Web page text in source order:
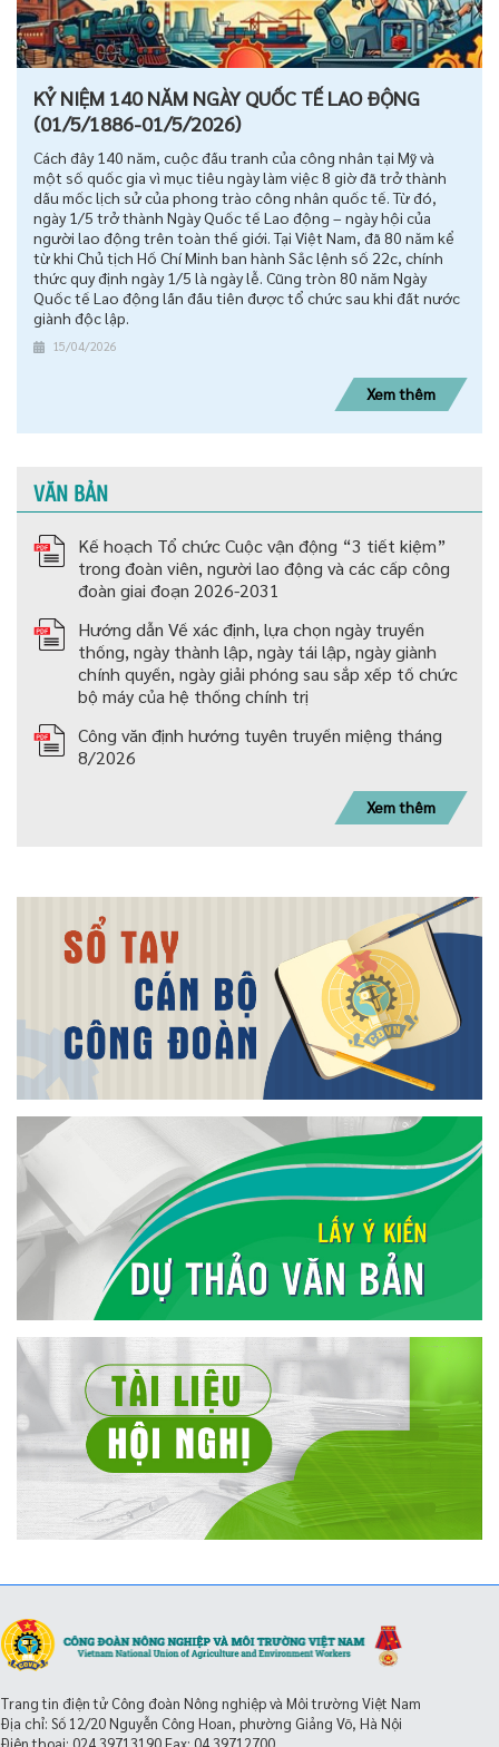
KỶ NIỆM 140 NĂM NGÀY QUỐC TẾ LAO ĐỘNG
(01/5/1886-01/5/2026)
Cách đây 140 năm, cuộc đấu tranh của công nhân tại Mỹ và
một số quốc gia vì mục tiêu ngày làm việc 8 giờ đã trở thành
dấu mốc lịch sử của phong trào công nhân quốc tế. Từ đó,
ngày 1/5 trở thành Ngày Quốc tế Lao động – ngày hội của
người lao động trên toàn thế giới. Tại Việt Nam, đã 80 năm kể
từ khi Chủ tịch Hồ Chí Minh ban hành Sắc lệnh số 22c, chính
thức quy định ngày 1/5 là ngày lễ. Cũng tròn 80 năm Ngày
Quốc tế Lao động lần đầu tiên được tổ chức sau khi đất nước
giành độc lập.
15/04/2026
Xem thêm
VĂN BẢN
Kế hoạch Tổ chức Cuộc vận động “3 tiết kiệm”
trong đoàn viên, người lao động và các cấp công
đoàn giai đoạn 2026-2031
Hướng dẫn Về xác định, lựa chọn ngày truyền
thống, ngày thành lập, ngày tái lập, ngày giành
chính quyền, ngày giải phóng sau sắp xếp tố chức
bộ máy của hệ thống chính trị
Công văn định hướng tuyên truyền miệng tháng
8/2026
Xem thêm
Trang tin điện tử Công đoàn Nông nghiệp và Môi trường Việt Nam
Địa chỉ: Số 12/20 Nguyễn Công Hoan, phường Giảng Võ, Hà Nội
Điện thoại: 024.39713190Fax: 04.39712700